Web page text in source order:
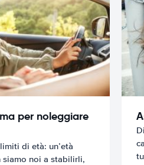
per noleggiare
di età: un’età
siamo noi a stabilirli,